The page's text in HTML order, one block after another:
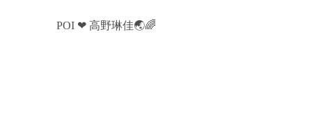
POI ❤ 高野琳佳🌏🌈